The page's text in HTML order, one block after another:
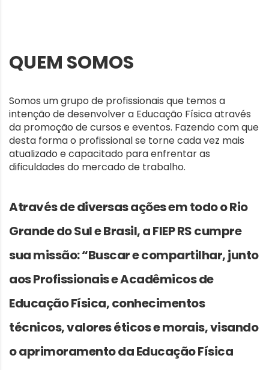
QUEM SOMOS
Somos um grupo de profissionais que temos a
intenção de desenvolver a Educação Física através
da promoção de cursos e eventos. Fazendo com que
desta forma o profissional se torne cada vez mais
atualizado e capacitado para enfrentar as
dificuldades do mercado de trabalho.
Através de diversas ações em todo o Rio
Grande do Sul e Brasil, a FIEP RS cumpre
sua missão:“Buscar e compartilhar, junto
aos Profissionais e Acadêmicos de
Educação Física, conhecimentos
técnicos, valores éticos e morais, visando
o aprimoramento da Educação Física